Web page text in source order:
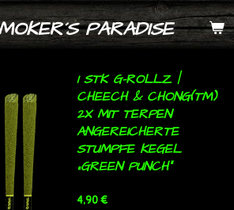
PARADISE
1 STK G-ROLLZ |
CHEECH & CHONG(TM)
2X MIT TERPEN
ANGEREICHERTE
STUMPFE KEGEL
„GREEN PUNCH“
4,90 €